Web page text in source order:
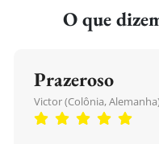
O que
Prazeroso
Victor (Colônia,